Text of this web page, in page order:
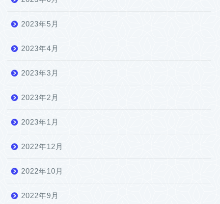
2023年5月
2023年4月
2023年3月
2023年2月
2023年1月
2022年12月
2022年10月
2022年9月